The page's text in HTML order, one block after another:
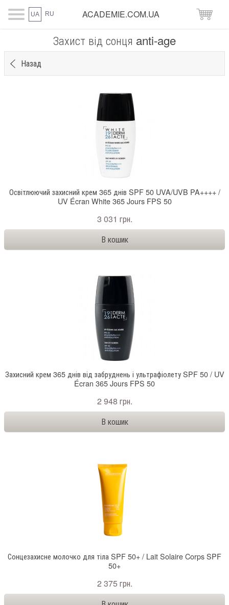
UA RU ACADEMIE.COM.UA
Захист від сонця anti-age
Назад
Освітлюючий захисний крем 365 днів SPF 50 UVA/UVB PA++++ /
UV Écran White 365 Jours FPS 50
3 031 грн.
Захисний крем 365 днів від забруднень і ультрафіолету SPF 50 / UV
Écran 365 Jours FPS 50
2 948 грн.
Сонцезахисне молочко для тіла SPF 50+ / Lait Solaire Corps SPF
50+
2 375 грн.